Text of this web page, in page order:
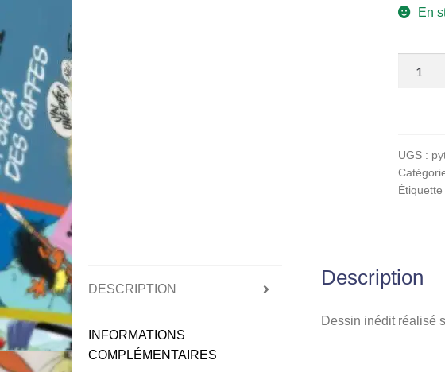
En
libris
offset
UGS :
Étiquette
DESCRIPTION
INFORMATIONS
COMPLÉMENTAIRES
Description
Dessin inédit réalisé